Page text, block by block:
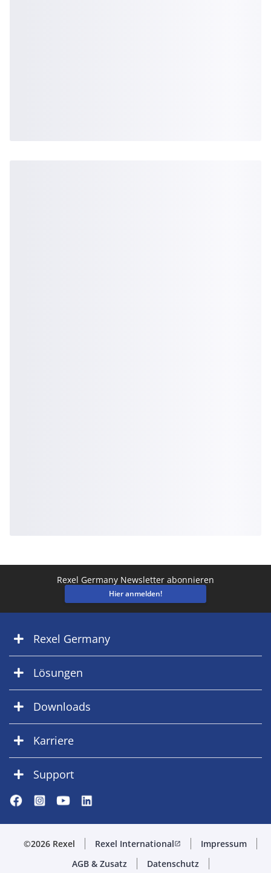
Rexel Germany Newsletter abonnieren
Hier anmelden!
Rexel Germany
Lösungen
Downloads
Karriere
Support
©2026 Rexel Rexel Internationalopen_in_new
Impressum
AGB & Zusatz
Datenschutz